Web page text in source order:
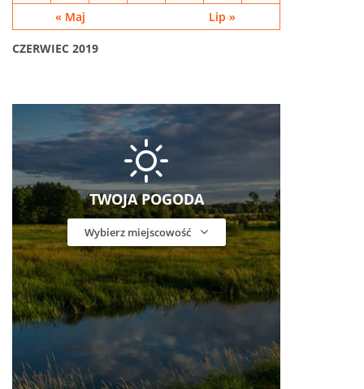
CZERWIEC 2019
« Maj Lip »
TWOJA POGODA
Wybierz miejscowość